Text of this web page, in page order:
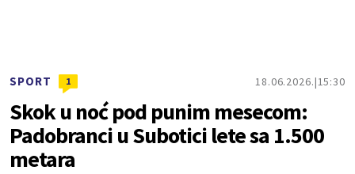
SPORT 1 18.06.2026. 15:30
Skok u noć pod punim mesecom:
Padobranci u Subotici lete sa 1.500
metara